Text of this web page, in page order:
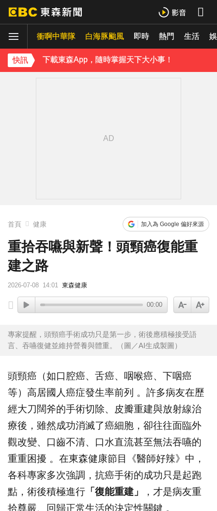
衝啊中華隊 白海豚颱風 即時 熱門 生活
快訊
下載東森App，隨時掌握天下大小事！
首頁 健康 加入為 Google 偏好來源
重拾吞嚥與新聲！頭頸癌復能重
建之路
2026-07-08 14:01 東森健康
00:00
專家提醒，頭頸癌手術成功只是第一步，術後應積極接受語
言、吞嚥復健並維持營養與體重。（圖／AI生成製圖）
頭頸癌（如口腔癌、舌癌、咽喉癌、下咽癌
等）高居國人癌症發生率前列 。許多病友在歷
經大刀闊斧的手術切除、皮瓣重建與放射線治
療後，雖然成功消滅了癌細胞，卻往往面臨外
觀改變、口齒不清、口水直流甚至無法吞嚥的
重重困擾 。在東森健康節目《醫師好辣》中，
各科專家多次強調，抗癌手術的成功只是起跑
點，術後積極進行 「復能重建」
，才是病友重
拾尊嚴、回歸正常生活的決定性關鍵 。